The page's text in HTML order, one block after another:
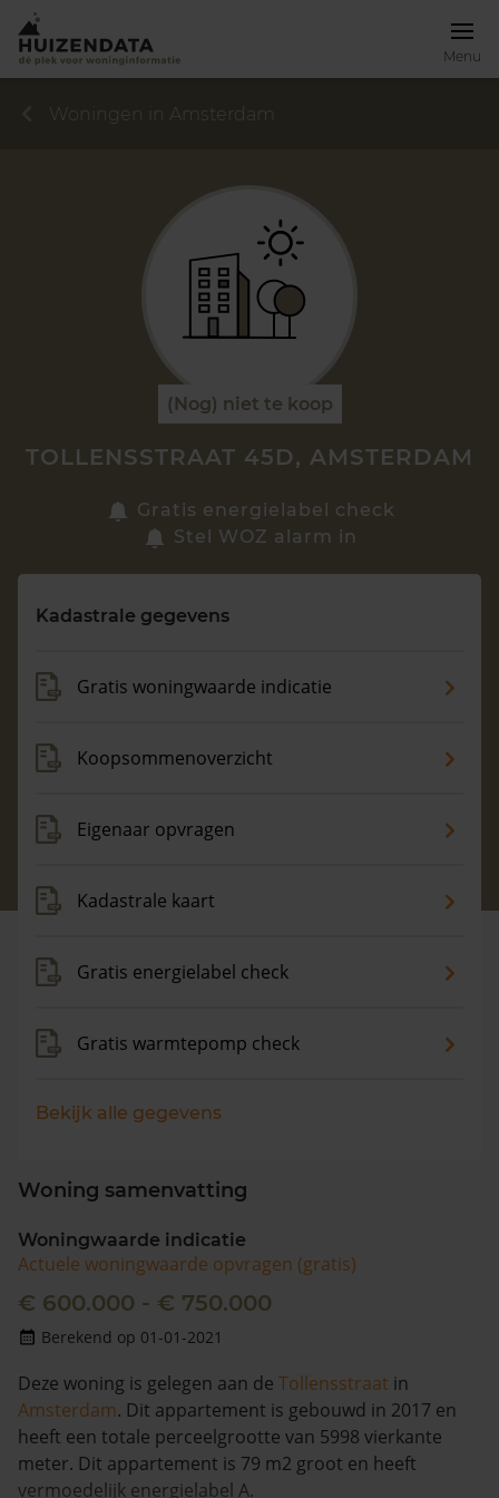
Menu
Zoek een woning
Maandag t/m vrijdag - 08:00 -18:00
Woningen in Amsterdam
(Nog) niet te koop
TOLLENSSTRAAT 45D, AMSTERDAM
Gratis energielabel check
Stel WOZ alarm in
Kadastrale gegevens
Gratis woningwaarde indicatie
Koopsommenoverzicht
Eigenaar opvragen
Kadastrale kaart
Gratis energielabel check
Gratis warmtepomp check
Bekijk alle gegevens
Woning samenvatting
Woningwaarde indicatie
Actuele woningwaarde opvragen (gratis)
€ 600.000 - € 750.000
Berekend op 01-01-2021
Deze woning is gelegen aan de Tollensstraat in
Amsterdam. Dit appartement is gebouwd in 2017 en
heeft een totale perceelgrootte van 5998 vierkante
meter. Dit appartement is 79 m2 groot en heeft
vermoedelijk energielabel A.